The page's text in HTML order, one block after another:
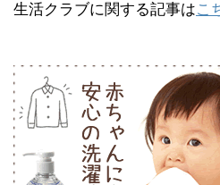
生活クラブに関する記事はこ